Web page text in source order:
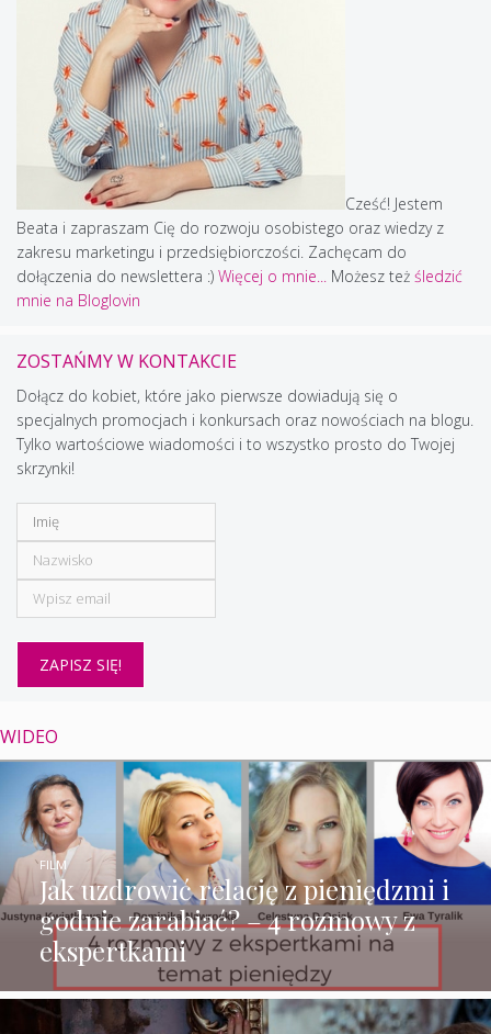
Cześć! Jestem
Beata i zapraszam Cię do rozwoju osobistego oraz wiedzy z
zakresu marketingu i przedsiębiorczości. Zachęcam do
dołączenia do newslettera :) Więcej o mnie... Możesz też śledzić
mnie na Bloglovin
ZOSTAŃMY W KONTAKCIE
Dołącz do kobiet, które jako pierwsze dowiadują się o
specjalnych promocjach i konkursach oraz nowościach na blogu.
Tylko wartościowe wiadomości i to wszystko prosto do Twojej
skrzynki!
WIDEO
Jak uzdrowić relację z pieniędzmi i
godnie zarabiać? – 4 rozmowy z
ekspertkami
FILM